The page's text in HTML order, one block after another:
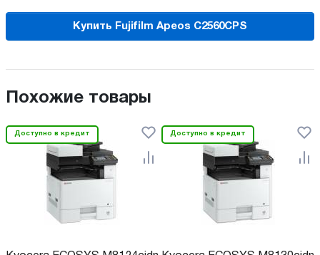
Купить Fujifilm Apeos C2560CPS
Похожие товары
Доступно в кредит Доступно в кредит